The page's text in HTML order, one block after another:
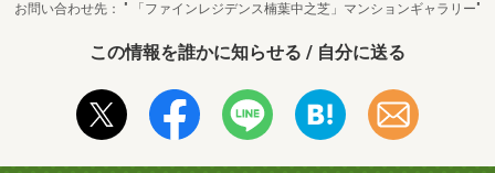
お問い合わせ先 " 「ファインレジデンス楠葉中之芝」マンションギャラリー"
この情報を誰かに知らせる / 自分に送る